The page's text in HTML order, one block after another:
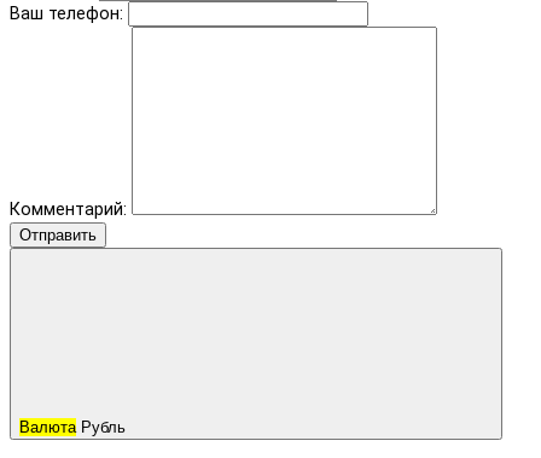
Ваш телефон:
Комментарий:
Отправить
Валюта Рубль